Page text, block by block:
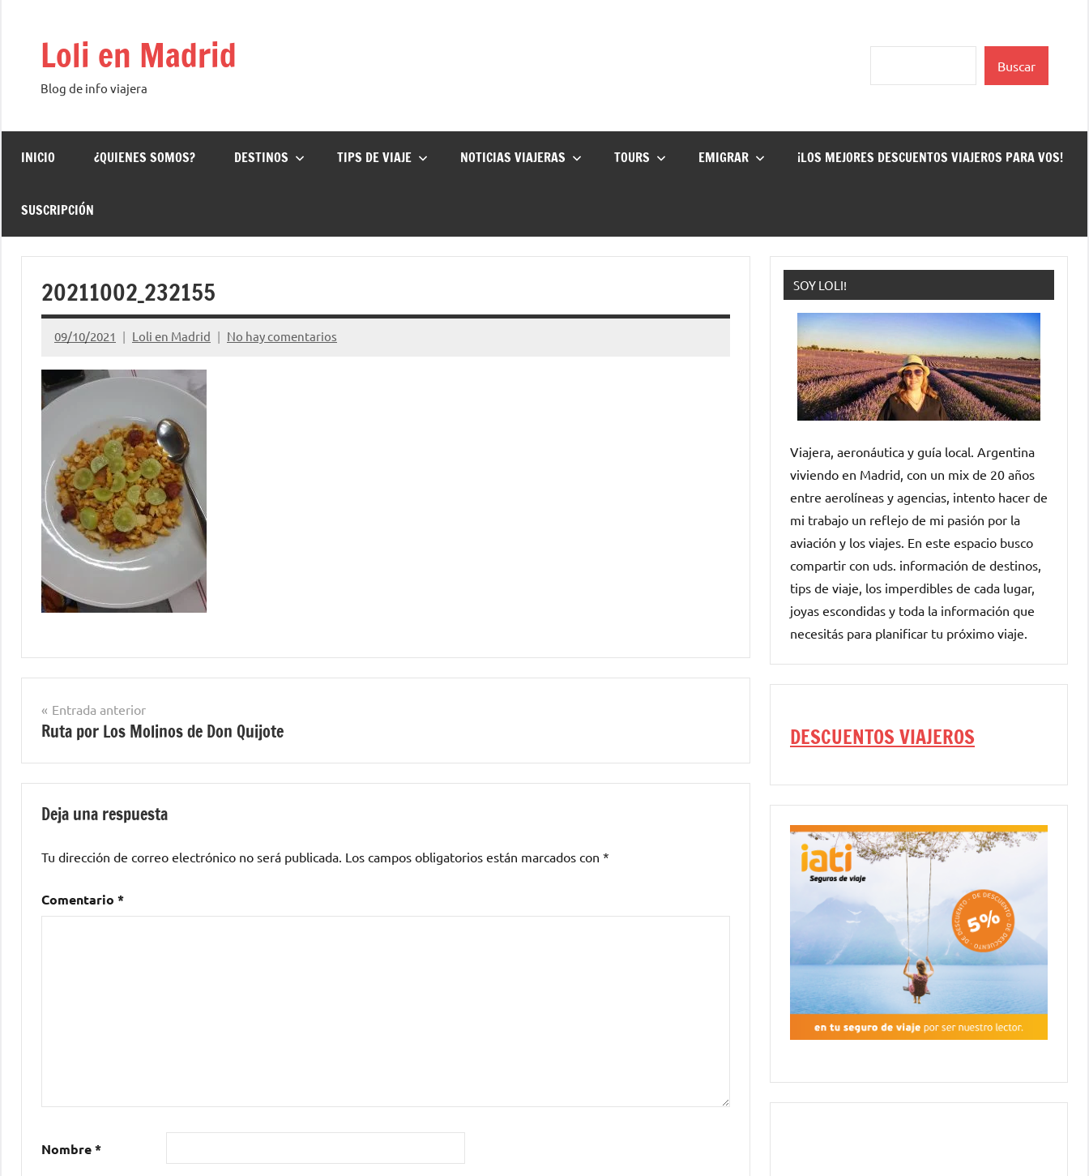
contenidoLoli en Madrid
Blog de info viajera
Buscar
INICIO ¿QUIENES SOMOS? DESTINOS TIPS DE VIAJE NOTICIAS VIAJERAS TOURS EMIGRAR ¡LOS MEJORES DESCUENTOS VIAJEROS PARA VOS!
SUSCRIPCIÓN
20211002_232155
09/10/2021 Loli en Madrid No hay comentarios
Navegación
de
entradas
Entrada anterior
Ruta por Los Molinos de Don Quijote
Deja una respuesta
Tu dirección de correo electrónico no será publicada. Los campos obligatorios están marcados con *
Comentario *
Nombre*
SOY LOLI!
Viajera, aeronáutica y guía local. Argentina
viviendo en Madrid, con un mix de 20 años
entre aerolíneas y agencias, intento hacer de
mi trabajo un reflejo de mi pasión por la
aviación y los viajes. En este espacio busco
compartir con uds. información de destinos,
tips de viaje, los imperdibles de cada lugar,
joyas escondidas y toda la información que
necesitás para planificar tu próximo viaje.
DESCUENTOS VIAJEROS